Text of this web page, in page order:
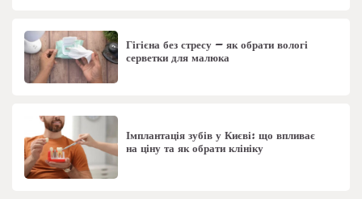
Гігієна без стресу – як обрати вологі
серветки для малюка
Імплантація зубів у Києві: що впливає
на ціну та як обрати клініку